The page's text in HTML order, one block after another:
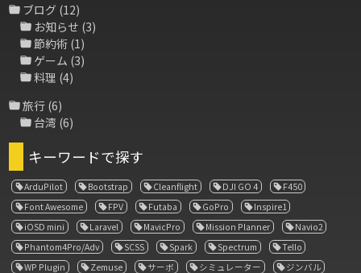
ブログ (12)
お知らせ (3)
節約術 (1)
ゲーム (3)
料理 (4)
旅行 (6)
台湾 (6)
キーワードで探す
ArduPilot Bootstrap Cleanflight DJI GO 4
F450
Font Awesome
FPV Futaba GoPro
Inspire1
iOSD mini
Laravel MavicPro Mission Planner
Navio2
Phantom4Pro/Adv
SCSS Spark Spectrum
Tello
WP Plugin
Zemuse サーボ シミュレーター
ジンバル